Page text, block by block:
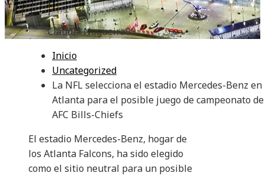
Claudia Nogueira99
Inicio
Uncategorized
La NFL selecciona el estadio Mercedes-Benz en
Atlanta para el posible juego de campeonato
AFC Bills-Chiefs
El estadio Mercedes-Benz, hogar de
los Atlanta Falcons, ha sido elegido
como el sitio neutral para un posible